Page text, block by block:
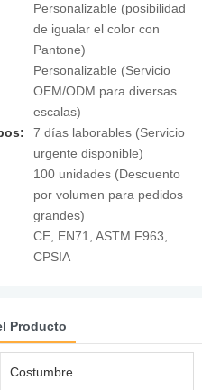
Personalizable (posibilidad
de igualar el color con
Pantone)
Personalizable (Servicio
OEM/ODM para diversas
escalas)
7 días laborables (Servicio
urgente disponible)
100 unidades (Descuento
por volumen para pedidos
grandes)
CE, EN71, ASTM F963,
CPSIA
Producto
Costumbre